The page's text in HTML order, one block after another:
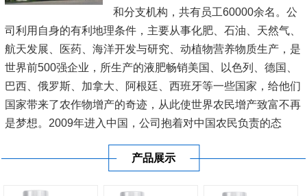
和分支机构，共有员工60000余名。公
司利用自身的有利地理条件，主要从事化肥、石油、天然气、
航天发展、医药、海洋开发与研究、动植物营养物质生产，是
世界前500强企业，所生产的液肥畅销美国、以色列、德国、
巴西、俄罗斯、加拿大、阿根廷、西班牙等一些国家，给他们
国家带来了农作物增产的奇迹，从此使世界农民增产致富不再
是梦想。2009年进入中国，公司抱着对中国农民负责的态
东、广西、海南等20多...
[查看详情]
产品展示